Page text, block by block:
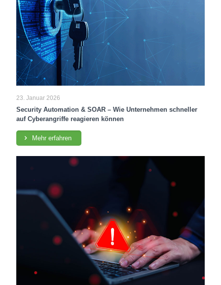
23. Januar 2026
Security Automation & SOAR – Wie Unternehmen schneller
auf Cyberangriffe reagieren können
Mehr erfahren